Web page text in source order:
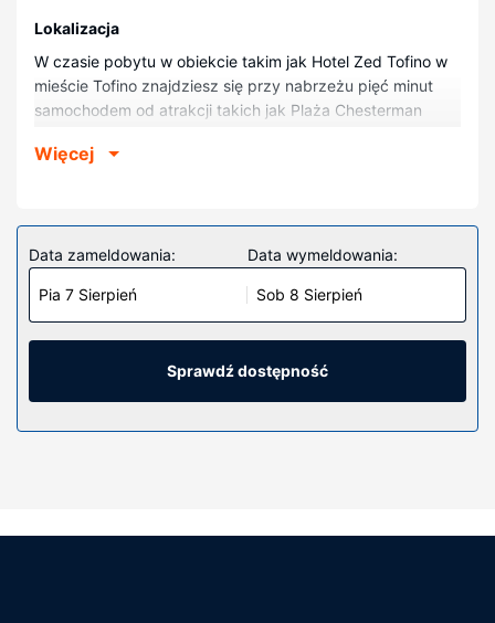
Lokalizacja
W czasie pobytu w obiekcie takim jak Hotel Zed Tofino w
mieście Tofino znajdziesz się przy nabrzeżu pięć minut
samochodem od atrakcji takich jak Plaża Chesterman
przyjazną rodzinom) znajduje się 1,8 km od atrakcji takiej
Poczuj się jak w domu w 58 pokojach. Bezpłatny
bezprzewodowy dostęp do internetu zapewni łączność ze
światem. Prywatna łazienka — wyposażenie: prysznic,
prysznic z deszczownicą i bezpłatne przybory toaletowe.
Udogodnienia obejmują oddzielne strefy wypoczynkowe i
udogodnienia jak bezpłatny bezprzewodowy dostęp do
Więcej
Data zameldowania:
Pia 7 Sierpień
Data wymeldowania:
Sob 8 Sierpień
Sprawdź dostępność